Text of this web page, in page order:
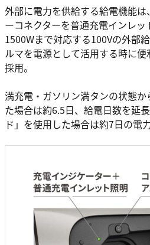
外部に電力を供給する給電機能
ーコネクターを普通充電インレ
1500Wまで対応する100Vの外部
ルマを電源として活用する時に
採用。
満充電・ガソリン満タンの状態
た場合は約6.5日、給電日数を延
ド」を使用した場合は約7日の電